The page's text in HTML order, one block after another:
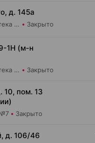
д. 145а
ФармОстров ООО Аптека №9 на Рокоссовского Закрыто
1Н (м-н
ФармОстров ООО Аптека №16 на Одинцова Закрыто
10, пом. 13
Закрыто
д. 106/46